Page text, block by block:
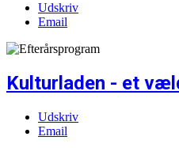
Udskriv
Email
Kulturladen - et
Udskriv
Email